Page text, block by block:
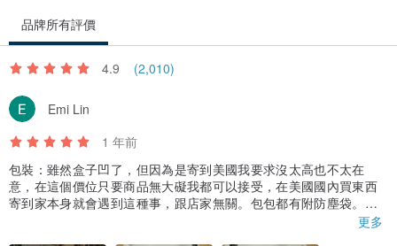
鏡面漆皮工藝，風格強烈通體銀色簡單無裝飾，長條裝飾鎖扣；
看著高調，實際容量能塞進4部手機，也是通勤實用款。
搭配上不擔心，參考模特圖，度假風可，簡約風和辣妹風也可：）
（鏡面漆皮接觸 易留指紋、痕跡，為材料特性非產品問題，介意勿
品牌所有評價
4.9 (2,010)
Emi Lin
1 年前
包裝：雖然盒子凹了，但因為是寄到美國我要求沒太高也不太在
意，在這個價位只要商品無大礙我都可以接受，在美國國內買東西
寄到家本身就會遇到這種事，跟店家無關。包包都有附防塵袋。
更多